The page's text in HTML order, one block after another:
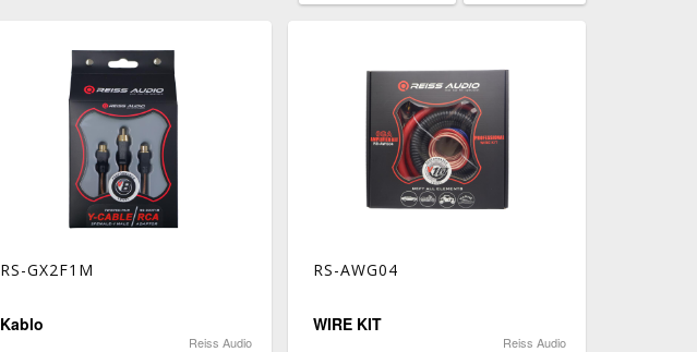
RS-GX2F1M
Kablo
Reiss Audio
RS-AWG04
WIRE KIT
Reiss Audio